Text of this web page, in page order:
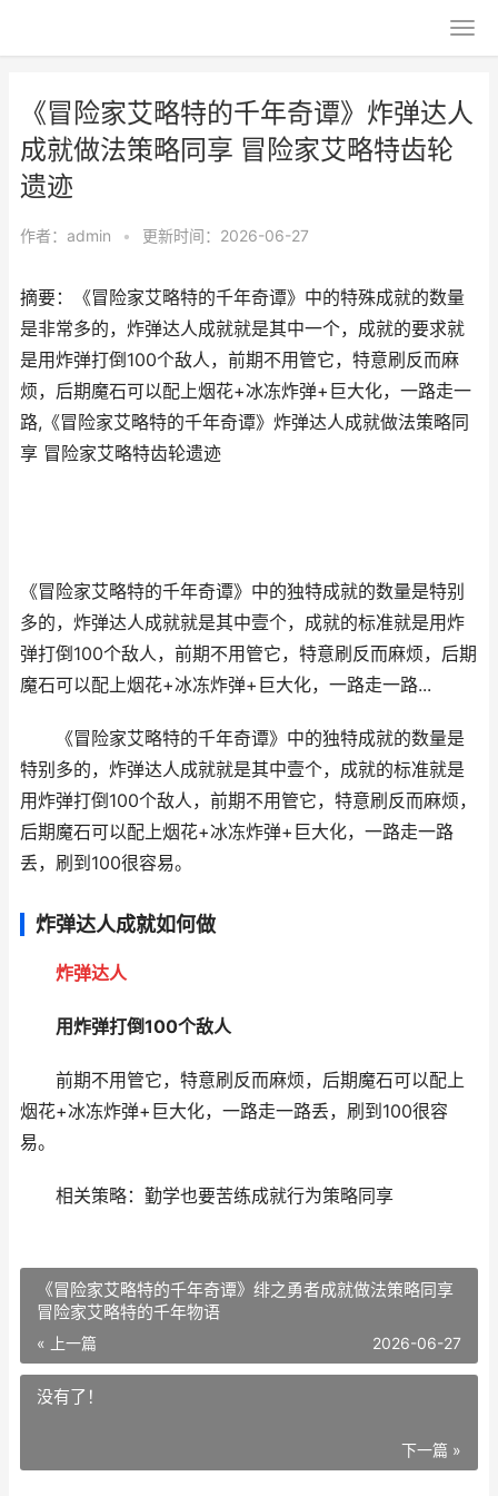
《冒险家艾略特的千年奇谭》炸弹达人
成就做法策略同享 冒险家艾略特齿轮
遗迹
作者： admin • 更新时间：2026-06-27
摘要：《冒险家艾略特的千年奇谭》中的特殊成就的数量
是非常多的，炸弹达人成就就是其中一个，成就的要求就
是用炸弹打倒100个敌人，前期不用管它，特意刷反而麻
烦，后期魔石可以配上烟花+冰冻炸弹+巨大化，一路走一
路,《冒险家艾略特的千年奇谭》炸弹达人成就做法策略同
享 冒险家艾略特齿轮遗迹
《冒险家艾略特的千年奇谭》中的独特成就的数量是特别
多的，炸弹达人成就就是其中壹个，成就的标准就是用炸
弹打倒100个敌人，前期不用管它，特意刷反而麻烦，后期
魔石可以配上烟花+冰冻炸弹+巨大化，一路走一路...
《冒险家艾略特的千年奇谭》中的独特成就的数量是
特别多的，炸弹达人成就就是其中壹个，成就的标准就是
用炸弹打倒100个敌人，前期不用管它，特意刷反而麻烦，
后期魔石可以配上烟花+冰冻炸弹+巨大化，一路走一路
丢，刷到100很容易。
炸弹达人成就如何做
炸弹达人
用炸弹打倒100个敌人
前期不用管它，特意刷反而麻烦，后期魔石可以配上
烟花+冰冻炸弹+巨大化，一路走一路丢，刷到100很容
易。
相关策略：勤学也要苦练成就行为策略同享
《冒险家艾略特的千年奇谭》绯之勇者成就做法策略同享
冒险家艾略特的千年物语
« 上一篇 2026-06-27
没有了！
下一篇 »